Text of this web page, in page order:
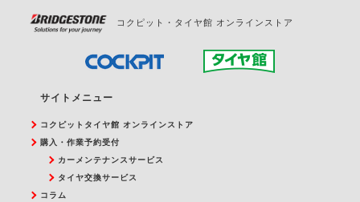
コクピット・タイヤ館 オンラインストア
サイトメニュー
コクピットタイヤ館 オンラインストア
購入・作業予約受付
カーメンテナンスサービス
タイヤ交換サービス
コラム